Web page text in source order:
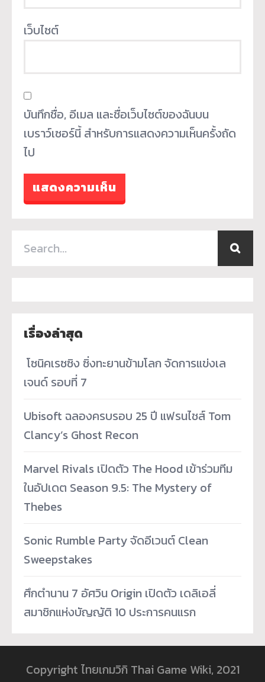
เว็บไซต์
บันทึกชื่อ, อีเมล และชื่อเว็บไซต์ของฉันบน
เบราว์เซอร์นี้ สำหรับการแสดงความเห็นครั้งถัด
ไป
เรื่องล่าสุด
­ โซนิคเรซซิง ซิ่งทะยานข้ามโลก จัดการแข่งเล
เจนด์ รอบที่ 7
Ubisoft ฉลองครบรอบ 25 ปี แฟรนไชส์ Tom
Clancy’s Ghost Recon
Marvel Rivals เปิดตัว The Hood เข้าร่วมทีม
ในอัปเดต Season 9.5: The Mystery of
Thebes
Sonic Rumble Party จัดอีเวนต์ Clean
Sweepstakes
ศึกตำนาน 7 อัศวิน Origin เปิดตัว เดลิเอลี่
สมาชิกแห่งบัญญัติ 10 ประการคนแรก
Copyright ไทยเกมวิกิ Thai Game Wiki, 2021